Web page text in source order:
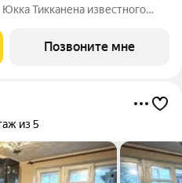
известного
и северной эстетики. В
Позвоните мне
из 5